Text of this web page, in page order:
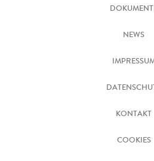
NEWS
KONTAKT
COOKIES